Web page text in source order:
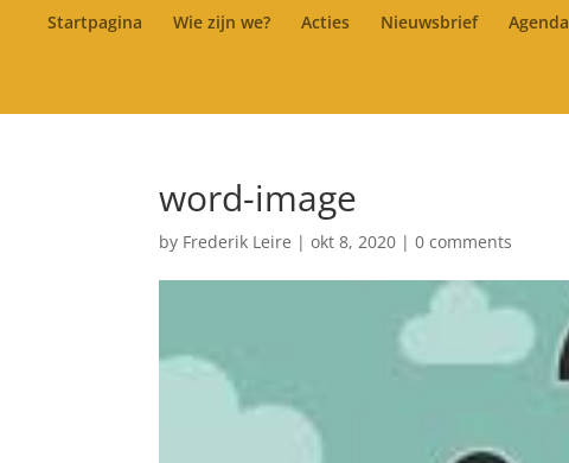
Startpagina Wie zijn we? Acties Nieuwsbrief Agenda
word-image
by Frederik Leire |okt 8, 2020 |0 comments